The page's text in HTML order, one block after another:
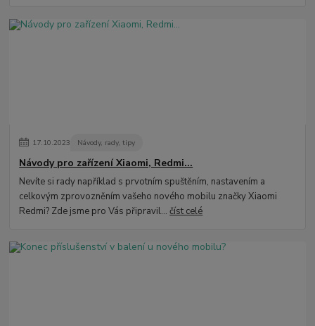
17.10.2023 Návody, rady, tipy
Návody pro zařízení Xiaomi, Redmi...
Nevíte si rady například s prvotním spuštěním, nastavením a
celkovým zprovozněním vašeho nového mobilu značky Xiaomi
Redmi? Zde jsme pro Vás připravil...číst celé